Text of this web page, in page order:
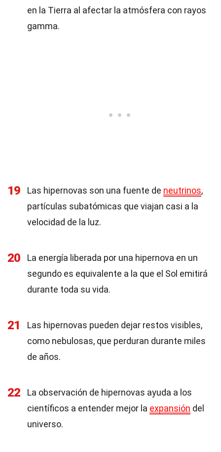
en la Tierra al afectar la atmósfera con rayos
gamma.
19 Las hipernovas son una fuente de neutrinos,
partículas subatómicas que viajan casi a la
velocidad de la luz.
20
La energía liberada por una hipernova en un
segundo es equivalente a la que el Sol emitirá
durante toda su vida.
21
Las hipernovas pueden dejar restos visibles,
como nebulosas, que perduran durante miles
de años.
22
La observación de hipernovas ayuda a los
científicos a entender mejor la expansión del
universo.